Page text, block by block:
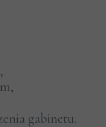
gabinetu.